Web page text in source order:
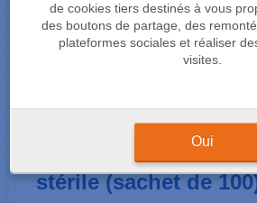
de cookies tiers destinés à vous
des boutons de partage, des
plateformes sociales et réaliser
visites.
Oui
Compresse non
stérile (sachet de